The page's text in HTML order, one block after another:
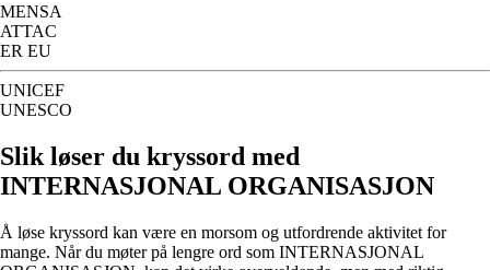
MENSA
ATTAC
ER EU
UNICEF
UNESCO
Slik løser du kryssord med
INTERNASJONAL ORGANISASJON
Å løse kryssord kan være en morsom og utfordrende aktivitet for
mange. Når du møter på lengre ord som INTERNASJONAL